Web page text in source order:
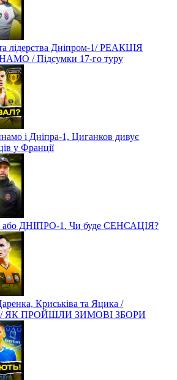
лідерства Дніпром-1/ РЕАКЦІЯ
/ Підсумки 17-го туру
і Дніпра-1, Циганков дивує
у Франції
ДНІПРО-1. Чи буде СЕНСАЦІЯ?
Криськіва та Яцика /
/ ЯК ПРОЙШЛИ ЗИМОВІ ЗБОРИ